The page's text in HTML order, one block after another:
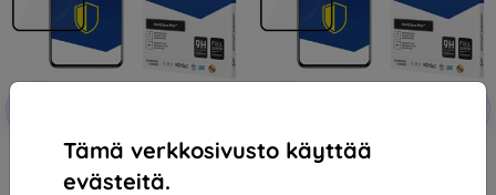
Tämä verkkosivusto käyttää
evästeitä.
3mk HardGlass Max Black
Tempered glass for Huawei P40
Pro/P40 Pro+
3mk HardGlass Max Black
Tempered glass for Huawei P40